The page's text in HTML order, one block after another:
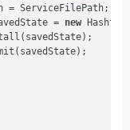
= ServiceFilePath;
savedState =
new